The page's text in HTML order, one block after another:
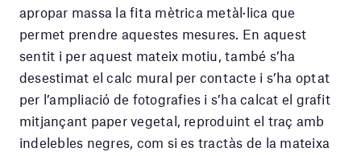
apropar massa la fita mètrica metàl·lica que
permet prendre aquestes mesures. En aquest
sentit i per aquest mateix motiu, també s’ha
desestimat el calc mural per contacte i s’ha optat
per l’ampliació de fotografies i s’ha calcat el grafit
mitjançant paper vegetal, reproduint el traç amb
indelebles negres, com si es tractàs de la mateixa